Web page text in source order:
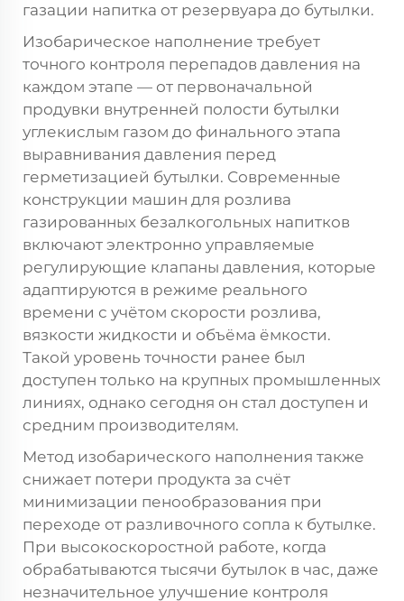
газации напитка от резервуара до бутылки.
Изобарическое наполнение требует
точного контроля перепадов давления на
каждом этапе — от первоначальной
продувки внутренней полости бутылки
углекислым газом до финального этапа
выравнивания давления перед
герметизацией бутылки. Современные
конструкции машин для розлива
газированных безалкогольных напитков
включают электронно управляемые
регулирующие клапаны давления, которые
адаптируются в режиме реального
времени с учётом скорости розлива,
вязкости жидкости и объёма ёмкости.
Такой уровень точности ранее был
доступен только на крупных промышленных
линиях, однако сегодня он стал доступен и
средним производителям.
Метод изобарического наполнения также
снижает потери продукта за счёт
минимизации пенообразования при
переходе от разливочного сопла к бутылке.
При высокоскоростной работе, когда
обрабатываются тысячи бутылок в час, даже
незначительное улучшение контроля